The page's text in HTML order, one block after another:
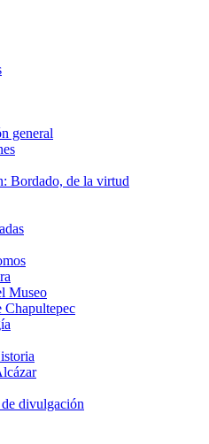
general
Bordado, de la virtud
Museo
Chapultepec
divulgación